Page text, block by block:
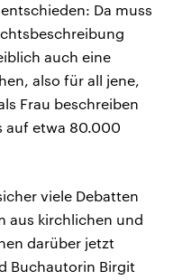
Da muss
auch eine
also für all jene,
Frau beschreiben
auf etwa 80.000
viele Debatten
aus kirchlichen und
darüber jetzt
Buchautorin Birgit